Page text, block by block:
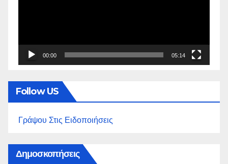
00:00 05:14
Follow US
Γράψου Στις Ειδοποιήσεις
Δημοσκοπήσεις